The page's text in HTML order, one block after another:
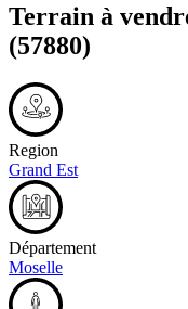
Terrain à
(57880)
Region
Grand Est
Département
Moselle